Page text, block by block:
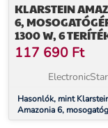
KLARSTEIN
6,
1300 W, 6
OSZTÁLY, 49 DB,
NYOMÓGOMBOS
117 690 Ft
ElectronicStar
Hasonlók, mint
Amazonia 6,
1300 W, 6 teríték, F